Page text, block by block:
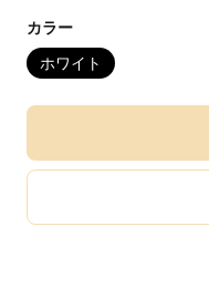
カラー
ホワイト